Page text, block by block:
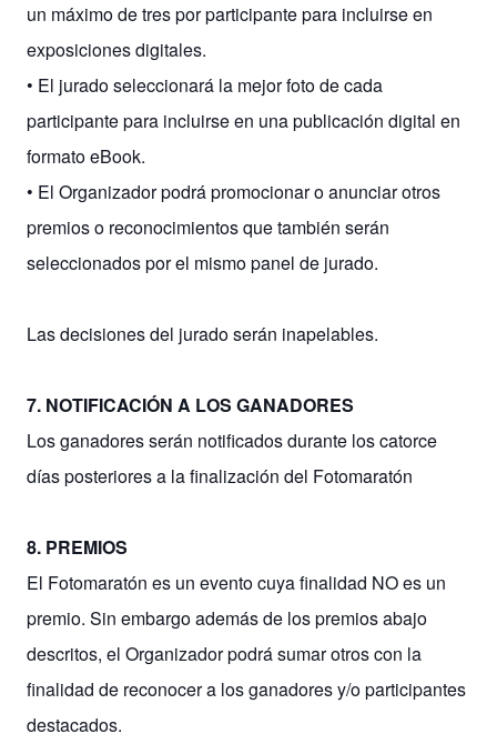
un máximo de tres por participante para incluirse en
exposiciones digitales.
• El jurado seleccionará la mejor foto de cada
participante para incluirse en una publicación digital en
formato eBook.
• El Organizador podrá promocionar o anunciar otros
premios o reconocimientos que también serán
seleccionados por el mismo panel de jurado.
Las decisiones del jurado serán inapelables.
7. NOTIFICACIÓN A LOS GANADORES
Los ganadores serán notificados durante los catorce
días posteriores a la finalización del Fotomaratón
8. PREMIOS
El Fotomaratón es un evento cuya finalidad NO es un
premio. Sin embargo además de los premios abajo
descritos, el Organizador podrá sumar otros con la
finalidad de reconocer a los ganadores y/o participantes
destacados.